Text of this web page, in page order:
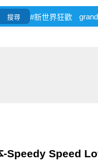
搜尋 #新世界狂歡 grand
-Speedy Speed